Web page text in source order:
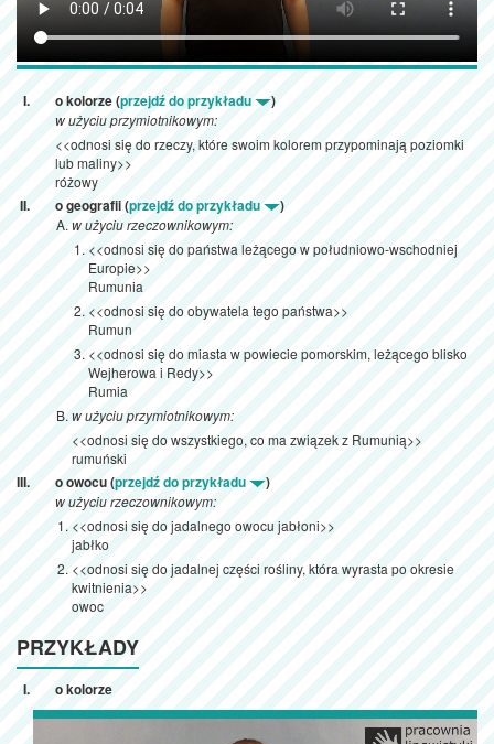
o kolorze (przejdź do przykładu )
w użyciu przymiotnikowym:
<<odnosi się do rzeczy, które swoim kolorem przypominają poziomki
lub maliny>>
różowy
o geografii (przejdź do przykładu )
w użyciu rzeczownikowym:
<<odnosi się do państwa leżącego w południowo-wschodniej
Europie>>
Rumunia
<<odnosi się do obywatela tego państwa>>
Rumun
<<odnosi się do miasta w powiecie pomorskim, leżącego blisko
Wejherowa i Redy>>
Rumia
w użyciu przymiotnikowym:
<<odnosi się do wszystkiego, co ma związek z Rumunią>>
rumuński
o owocu (przejdź do przykładu )
w użyciu rzeczownikowym:
<<odnosi się do jadalnego owocu jabłoni>>
jabłko
<<odnosi się do jadalnej części rośliny, która wyrasta po okresie
kwitnienia>>
owoc
PRZYKŁADY
o kolorze